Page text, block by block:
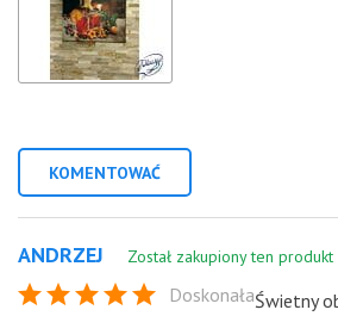
KOMENTOWAĆ
ANDRZEJ Został zakupiony ten produkt
DoskonałaŚwietny